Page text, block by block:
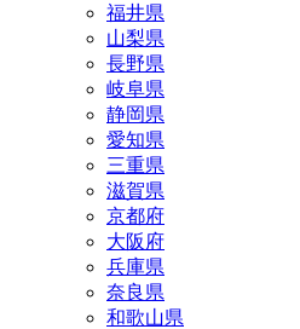
福井県
山梨県
長野県
岐阜県
静岡県
愛知県
三重県
滋賀県
京都府
大阪府
兵庫県
奈良県
和歌山県